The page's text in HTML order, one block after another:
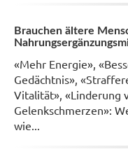
Brauchen ältere
«Mehr Energie»,
Gedächtnis»,
Vitalität», «Linderung
Gelenkschmerzen»:
wie...